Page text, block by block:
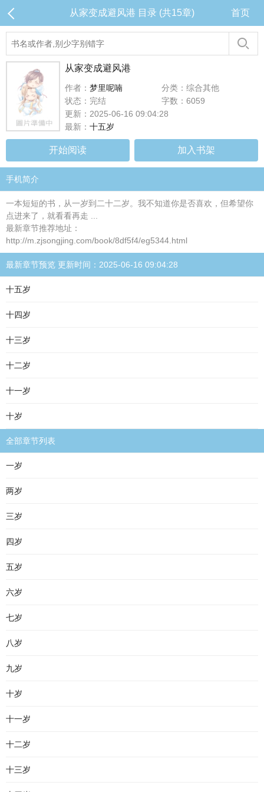
从家变成避风港 目录 (共15章) 首页
从家变成避风港
作者： 梦里呢喃
分类：综合其他
状态：完结
字数：6059
更新：2025-06-16 09:04:28
最新： 十五岁
开始阅读 加入书架
手机简介
一本短短的书，从一岁到二十二岁。我不知道你是否喜欢，但希望你
点进来了，就看看再走 ...
最新章节推荐地址：
http://m.zjsongjing.com/book/8df5f4/eg5344.html
最新章节预览 更新时间：2025-06-16 09:04:28
十五岁
十四岁
十三岁
十二岁
十一岁
十岁
全部章节列表
一岁
两岁
三岁
四岁
五岁
六岁
七岁
八岁
九岁
十岁
十一岁
十二岁
十三岁